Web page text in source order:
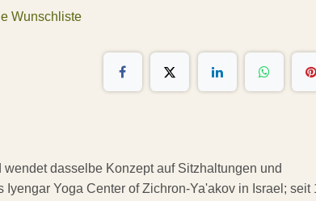
Wunschliste
dasselbe Konzept auf Sitzhaltungen und
Yoga Center of Zichron-Ya'akov in Israel; seit